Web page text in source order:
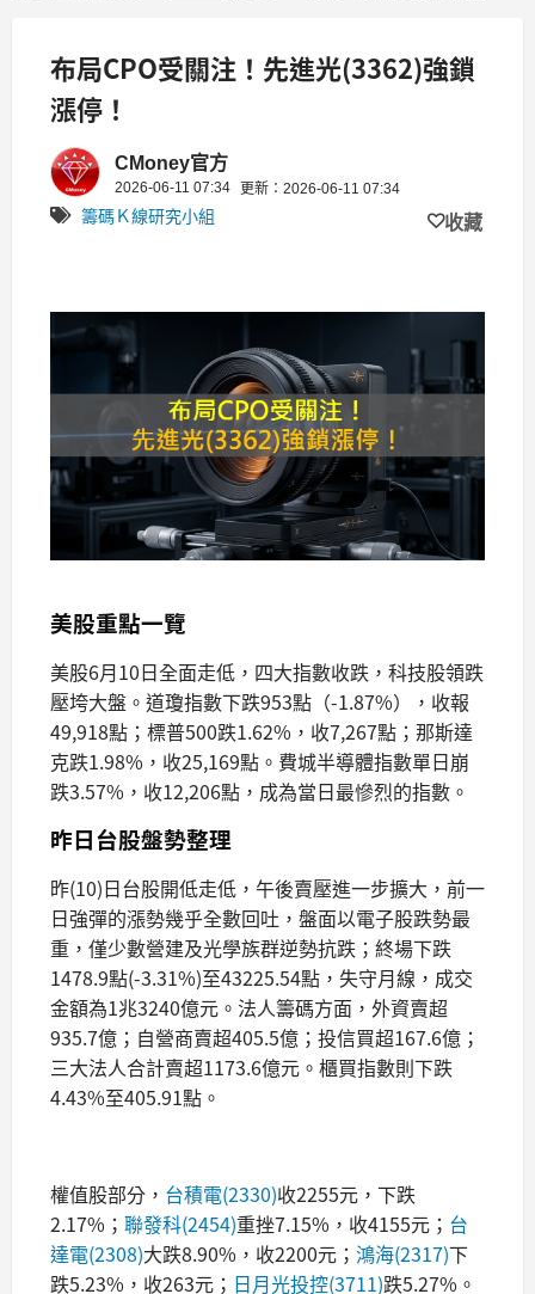
布局CPO受關注！先進光(3362)強鎖
漲停！
CMoney官方
2026-06-11 07:34 更新：2026-06-11 07:34
籌碼Ｋ線研究小組 收藏
美股重點一覽
美股6月10日全面走低，四大指數收跌，科技股領跌
壓垮大盤。道瓊指數下跌953點（-1.87%），收報
49,918點；標普500跌1.62%，收7,267點；那斯達
克跌1.98%，收25,169點。費城半導體指數單日崩
跌3.57%，收12,206點，成為當日最慘烈的指數。
昨日台股盤勢整理
昨(10)日台股開低走低，午後賣壓進一步擴大，前一
日強彈的漲勢幾乎全數回吐，盤面以電子股跌勢最
重，僅少數營建及光學族群逆勢抗跌；終場下跌
1478.9點(-3.31%)至43225.54點，失守月線，成交
金額為1兆3240億元。法人籌碼方面，外資賣超
935.7億；自營商賣超405.5億；投信買超167.6億；
三大法人合計賣超1173.6億元。櫃買指數則下跌
4.43%至405.91點。
權值股部分， 台積電(2330)收2255元，下跌
2.17%； 聯發科(2454)重挫7.15%，收4155元； 台
達電(2308)大跌8.90%，收2200元； 鴻海(2317)下
跌5.23%，收263元； 日月光投控(3711)跌5.27%。